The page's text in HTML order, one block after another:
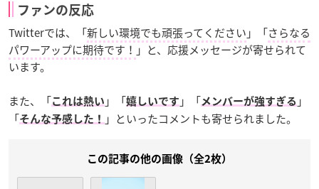
ファンの反応
Twitterでは、「新しい環境でも頑張ってください 」「さらなる
パワーアップに期待です！ 」と、応援メッセージが寄せられて
います。
また、「これは熱い 」「嬉しいです 」「メンバーが強すぎる 」
「そんな予感した！ 」といったコメントも寄せられました。
この記事の他の画像（全2枚）